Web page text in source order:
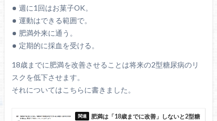
週に1回はお菓子OK。
運動はできる範囲で。
肥満外来に通う。
定期的に採血を受ける。
18歳までに肥満を改善させることは将来の2型糖尿病のリ
スクを低下させます。
それについてはこちらに書きました。
肥満は「18歳までに改善」しないと2型糖